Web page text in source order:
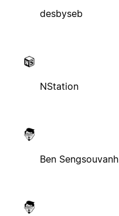
desbyseb
NStation
Ben Sengsouvanh